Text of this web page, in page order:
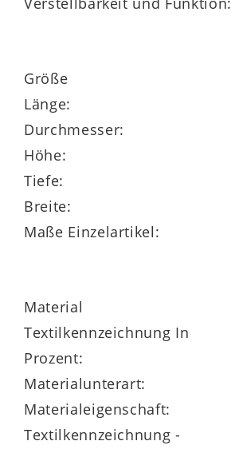
Größe
Länge:
Durchmesser:
Höhe:
Tiefe:
Breite:
Maße Einzelartikel:
Material
Textilkennzeichnung In
Prozent:
Materialunterart:
Materialeigenschaft:
Textilkennzeichnung -